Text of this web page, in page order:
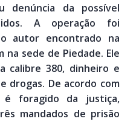
denúncia da possível
A operação foi
autor encontrado na
na sede de Piedade. Ele
calibre 380, dinheiro e
drogas. De acordo com
foragido da justiça,
mandados de prisão